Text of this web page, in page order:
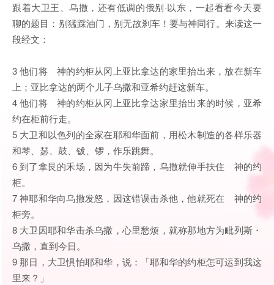
跟着大卫王、乌撒，还有低调的俄别·以东，一起看看今天要
聊的题目：别猛踩油门，别无故刹车！要与神同行。来读这一
段经文：
3 他们将 神的约柜从冈上亚比拿达的家里抬出来，放在新车
上；亚比拿达的两个儿子乌撒和亚希约赶这新车。
4 他们将 神的约柜从冈上亚比拿达家里抬出来的时候，亚希
约在柜前行走。
5 大卫和以色列的全家在耶和华面前，用松木制造的各样乐器
和琴、瑟、鼓、钹、锣，作乐跳舞。
6 到了拿艮的禾场，因为牛失前蹄，乌撒就伸手扶住 神的约
柜。
7 神耶和华向乌撒发怒，因这错误击杀他，他就死在 神的约
柜旁。
8 大卫因耶和华击杀乌撒，心里愁烦，就称那地方为毗列斯・
乌撒，直到今日。
9 那日，大卫惧怕耶和华，说：「耶和华的约柜怎可运到我这
里来？」